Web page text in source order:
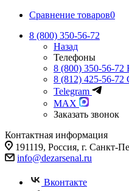
Сравнение товаров0
8 (800) 350-56-72
Назад
Телефоны
8 (800) 350-56-72
8 (812) 425-56-72
Telegram
MAX
Заказать звонок
Контактная информация
191119, Россия, г. Санкт-
info@dezarsenal.ru
Вконтакте